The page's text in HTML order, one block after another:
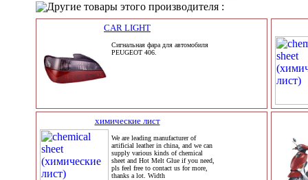
Другие товары этого производителя :
CAR LIGHT
Сигнальная фара для автомобиля
PEUGEOT 406.
химические лист
We are leading manufacturer of
artificial leather in china, and we can
supply various kinds of chemical
sheet and Hot Melt Glue if you need,
pls feel free to contact us for more,
thanks a lot. Width